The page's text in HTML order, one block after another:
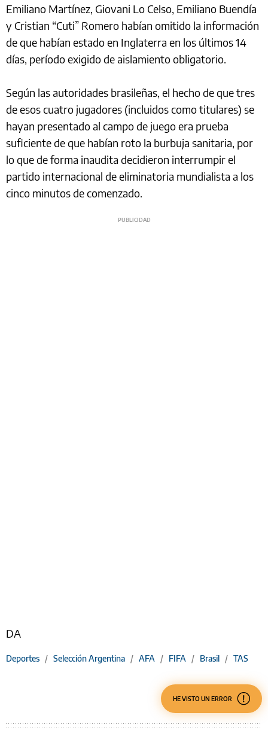
Emiliano Martínez, Giovani Lo Celso, Emiliano Buendía
y Cristian “Cuti” Romero habían omitido la información
de que habían estado en Inglaterra en los últimos 14
días, período exigido de aislamiento obligatorio.
Según las autoridades brasileñas, el hecho de que tres
de esos cuatro jugadores (incluidos como titulares) se
hayan presentado al campo de juego era prueba
suficiente de que habían roto la burbuja sanitaria, por
lo que de forma inaudita decidieron interrumpir el
partido internacional de eliminatoria mundialista a los
cinco minutos de comenzado.
DA
Deportes / Selección Argentina / AFA / FIFA / Brasil / TAS
HE VISTO UN ERROR